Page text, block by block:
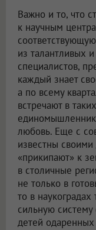
Важно и то, что
к научным
из талантливых
специалистов,
каждый знает
а по всему
встречают в
любовь. Еще с
известны
«прикипают» к
в столичные
не только в
то в
сильную
детей